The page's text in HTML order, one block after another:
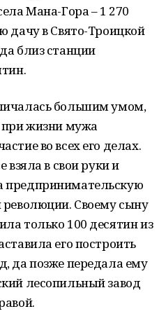
Мана-Гора – 1 270
дачу в Свято-Троицкой
близ станции
большим умом,
при жизни мужа
во всех его делах.
взяла в свои руки и
предпринимательскую
революции. Своему сыну
только 100 десятин из
его построить
да позже передала ему
лесопильный завод